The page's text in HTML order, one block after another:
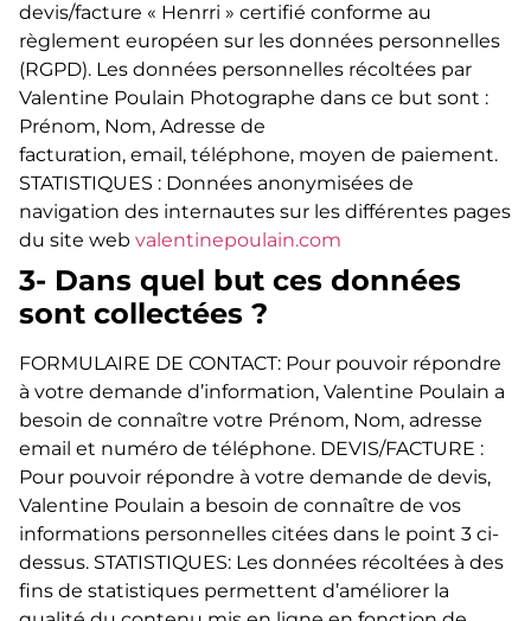
devis/facture « Henrri » certifié conforme au
règlement européen sur les données personnelles
(RGPD). Les données personnelles récoltées par
Valentine Poulain Photographe dans ce but sont :
Prénom, Nom, Adresse de
facturation, email, téléphone, moyen de paiement.
STATISTIQUES : Données anonymisées de
navigation des internautes sur les différentes pages
du site web valentinepoulain.com
3- Dans quel but ces données
sont collectées ?
FORMULAIRE DE CONTACT: Pour pouvoir répondre
à votre demande d’information, Valentine Poulain a
besoin de connaître votre Prénom, Nom, adresse
email et numéro de téléphone. DEVIS/FACTURE :
Pour pouvoir répondre à votre demande de devis,
Valentine Poulain a besoin de connaître de vos
informations personnelles citées dans le point 3 ci-
dessus. STATISTIQUES: Les données récoltées à des
fins de statistiques permettent d’améliorer la